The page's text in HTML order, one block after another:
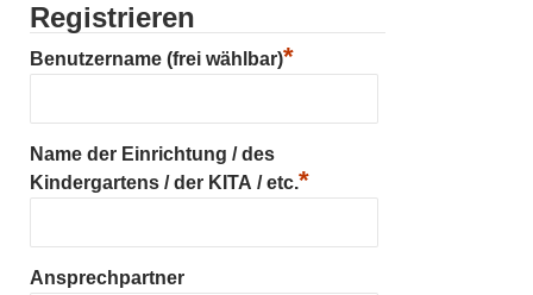
Registrieren
Benutzername (frei wählbar)*
Name der Einrichtung / des
Kindergartens / der KITA / etc.*
Ansprechpartner